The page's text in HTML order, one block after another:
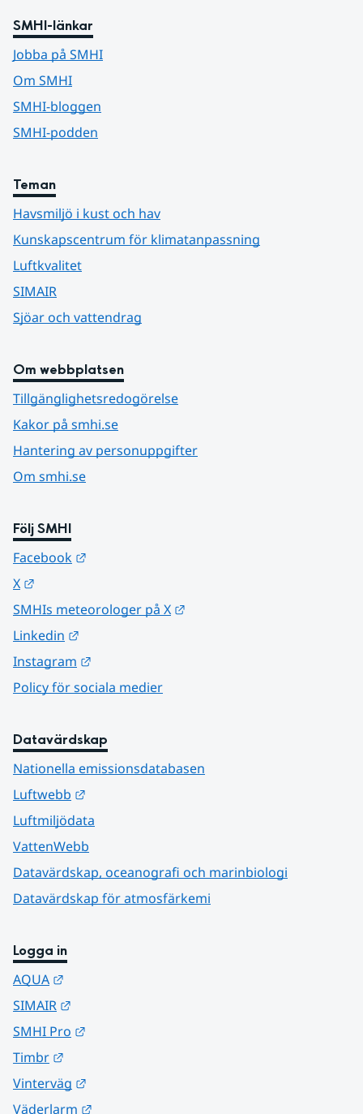
SMHI-länkar
Jobba på SMHI
Om SMHI
SMHI-bloggen
SMHI-podden
Teman
Havsmiljö i kust och hav
Kunskapscentrum för klimatanpassning
Luftkvalitet
SIMAIR
Sjöar och vattendrag
Om webbplatsen
Tillgänglighetsredogörelse
Kakor på smhi.se
Hantering av personuppgifter
Om smhi.se
Följ SMHI
Facebook
X
SMHIs meteorologer på X
Linkedin
Instagram
Policy för sociala medier
Datavärdskap
Nationella emissionsdatabasen
Luftwebb
Luftmiljödata
VattenWebb
Datavärdskap, oceanografi och marinbiologi
Datavärdskap för atmosfärkemi
Logga in
AQUA
SIMAIR
SMHI Pro
Timbr
Vinterväg
Väderlarm